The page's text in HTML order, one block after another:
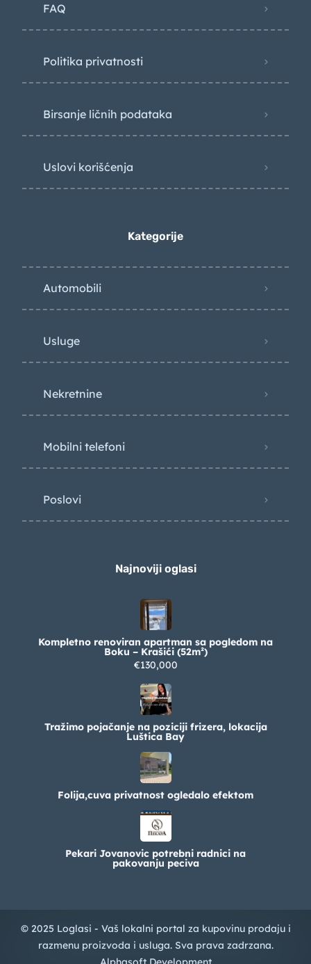
FAQ
Politika privatnosti
Birsanje ličnih podataka
Uslovi korišćenja
Kategorije
Automobili
Usluge
Nekretnine
Mobilni telefoni
Poslovi
Najnoviji oglasi
Kompletno renoviran apartman sa pogledom na
Boku – Krašići (52m²)
€130,000
Tražimo pojačanje na poziciji frizera, lokacija
Luštica Bay
Folija,cuva privatnost ogledalo efektom
Pekari Jovanovic potrebni radnici na
pakovanju peciva
© 2025 Loglasi - Vaš lokalni portal za kupovinu prodaju i
razmenu proizvoda i usluga. Sva prava zadrzana.